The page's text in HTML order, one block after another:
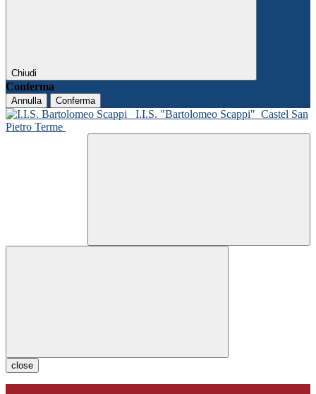
Chiudi
Conferma
Annulla Conferma
I.I.S. "Bartolomeo Scappi" Castel San
Pietro Terme
close